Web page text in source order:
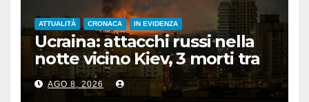
ATTUALITÀ CRONACA IN EVIDENZA
Ucraina: attacchi russi nella
notte vicino Kiev, 3 morti tra
cui 1 bambino
AGO 8, 2026